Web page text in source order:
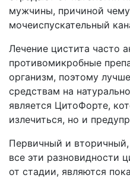
мужчины, причиной
мочеиспускательный
Лечение цистита часто
противомикробные
организм, поэтому
средствам на
является ЦитоФорте,
излечиться, но и
Первичный и
все эти разновидности
от стадии, являются